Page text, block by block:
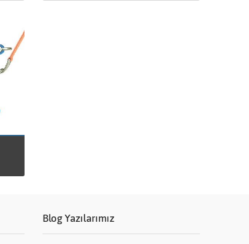
Blog Yazılarımız